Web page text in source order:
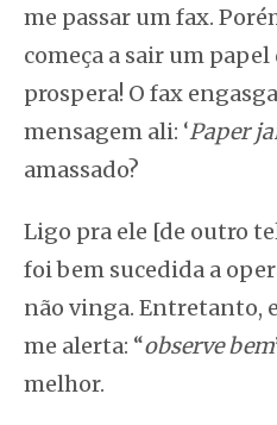
me passar um fax.
começa a sair um
prospera! O fax
mensagem ali: ‘Paper
amassado?
Ligo pra ele [de outro
foi bem sucedida a
não vinga. Entretanto,
me alerta: “observe bem
melhor.